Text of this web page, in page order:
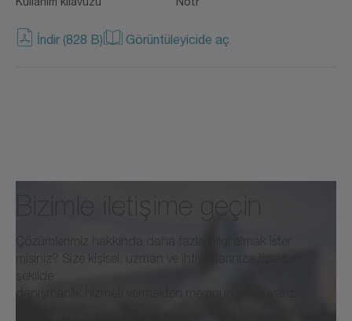
İndir (828 B) Görüntüleyicide aç
misiniz? Size kişisel, uzman ve ihtiyaçlarınıza özel bir